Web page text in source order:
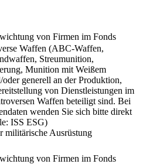
von Firmen im Fonds
Waffen (ABC-Waffen,
Streumunition,
Munition mit Weißem
generell an der Produktion,
von Dienstleistungen im
Waffen beteiligt sind. Bei
wenden Sie sich bitte direkt
ISS ESG)
militärische Ausrüstung
von Firmen im Fonds